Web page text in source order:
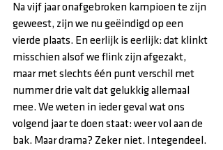
Na vijf jaar onafgebroken kampioen te zijn
geweest, zijn we nu geëindigd op een
vierde plaats. En eerlijk is eerlijk: dat klinkt
misschien alsof we flink zijn afgezakt,
maar met slechts één punt verschil met
nummer drie valt dat gelukkig allemaal
mee. We weten in ieder geval wat ons
volgend jaar te doen staat: weer vol aan de
bak. Maar drama? Zeker niet. Integendeel.